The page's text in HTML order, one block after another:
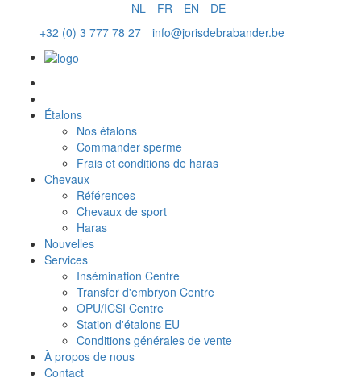
NL FR EN
DE
+32 (0) 3 777 78 27
info@jorisdebrabander.be
Étalons
Nos étalons
Commander sperme
Frais et conditions de haras
Chevaux
Références
Chevaux de sport
Haras
Nouvelles
Services
Insémination Centre
Transfer d'embryon Centre
OPU/ICSI Centre
Station d'étalons EU
Conditions générales de vente
À propos de nous
Contact